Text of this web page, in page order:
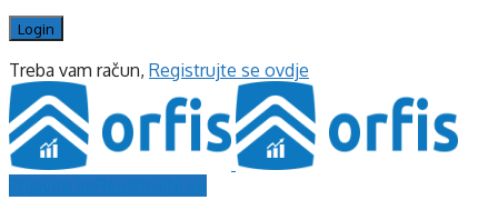
Treba vam račun, Registrujte se ovdje